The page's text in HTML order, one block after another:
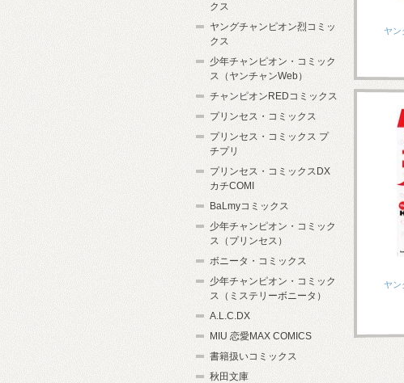
ヤン
ヤン
クス
ヤングチャンピオン烈コミッ
クス
少年チャンピオン・コミック
ス（ヤンチャンWeb）
チャンピオンREDコミックス
プリンセス・コミックス
プリンセス・コミックス プ
チプリ
プリンセス・コミックスDX
カチCOMI
BaLmyコミックス
少年チャンピオン・コミック
ス（プリンセス）
ボニータ・コミックス
少年チャンピオン・コミック
ス（ミステリーボニータ）
A.L.C.DX
MIU 恋愛MAX COMICS
書籍扱いコミックス
秋田文庫